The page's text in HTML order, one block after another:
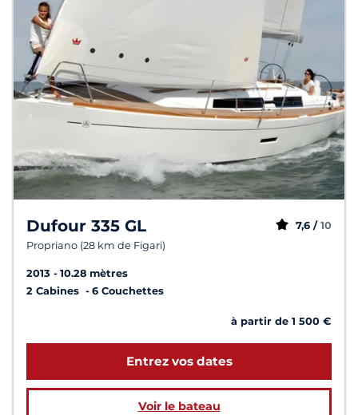
Dufour 335 GL
Propriano (28 km de Figari)
7,6 / 10
2013
10.28 mètres
2 Cabines
6 Couchettes
à partir de 1 500 €
Entrez vos dates
Voir le bateau